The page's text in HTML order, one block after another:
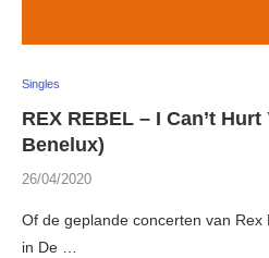
Singles
REX REBEL – I Can’t
Benelux)
26/04/2020
Of de geplande concerten van
in De …